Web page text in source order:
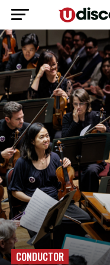
CONDUCTOR